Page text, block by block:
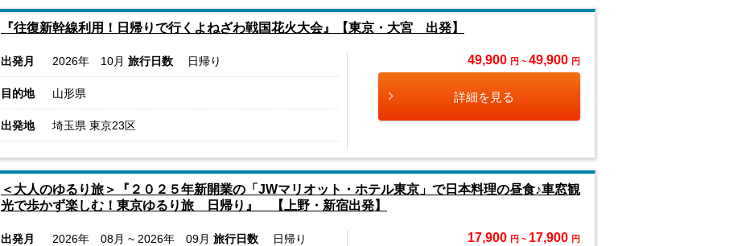
『往復新幹線利用！日帰りで行くよねざわ戦国花火大会』【東京・大宮 出発】
出発月 2026年 10月 旅行日数 日帰り
目的地 山形県
出発地 埼玉県 東京23区
49,900 円 ~ 49,900 円
詳細を見る
＜大人のゆるり旅＞『２０２５年新開業の「JWマリオット・ホテル東京」で日本料理の昼食♪車窓観
光で歩かず楽しむ！東京ゆるり旅 日帰り』 【上野・新宿出発】
出発月 2026年 08月 ~ 2026年 09月 旅行日数 日帰り 17,900 円 ~ 17,900 円